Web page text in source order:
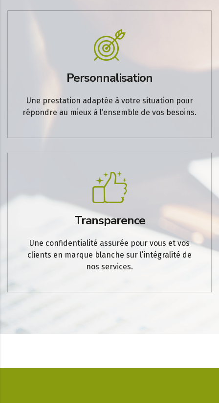
Personnalisation
Une prestation adaptée à votre situation pour
répondre au mieux à l’ensemble de vos besoins.
Transparence
Une confidentialité assurée pour vous et vos
clients en marque blanche sur l’intégralité de
nos services.